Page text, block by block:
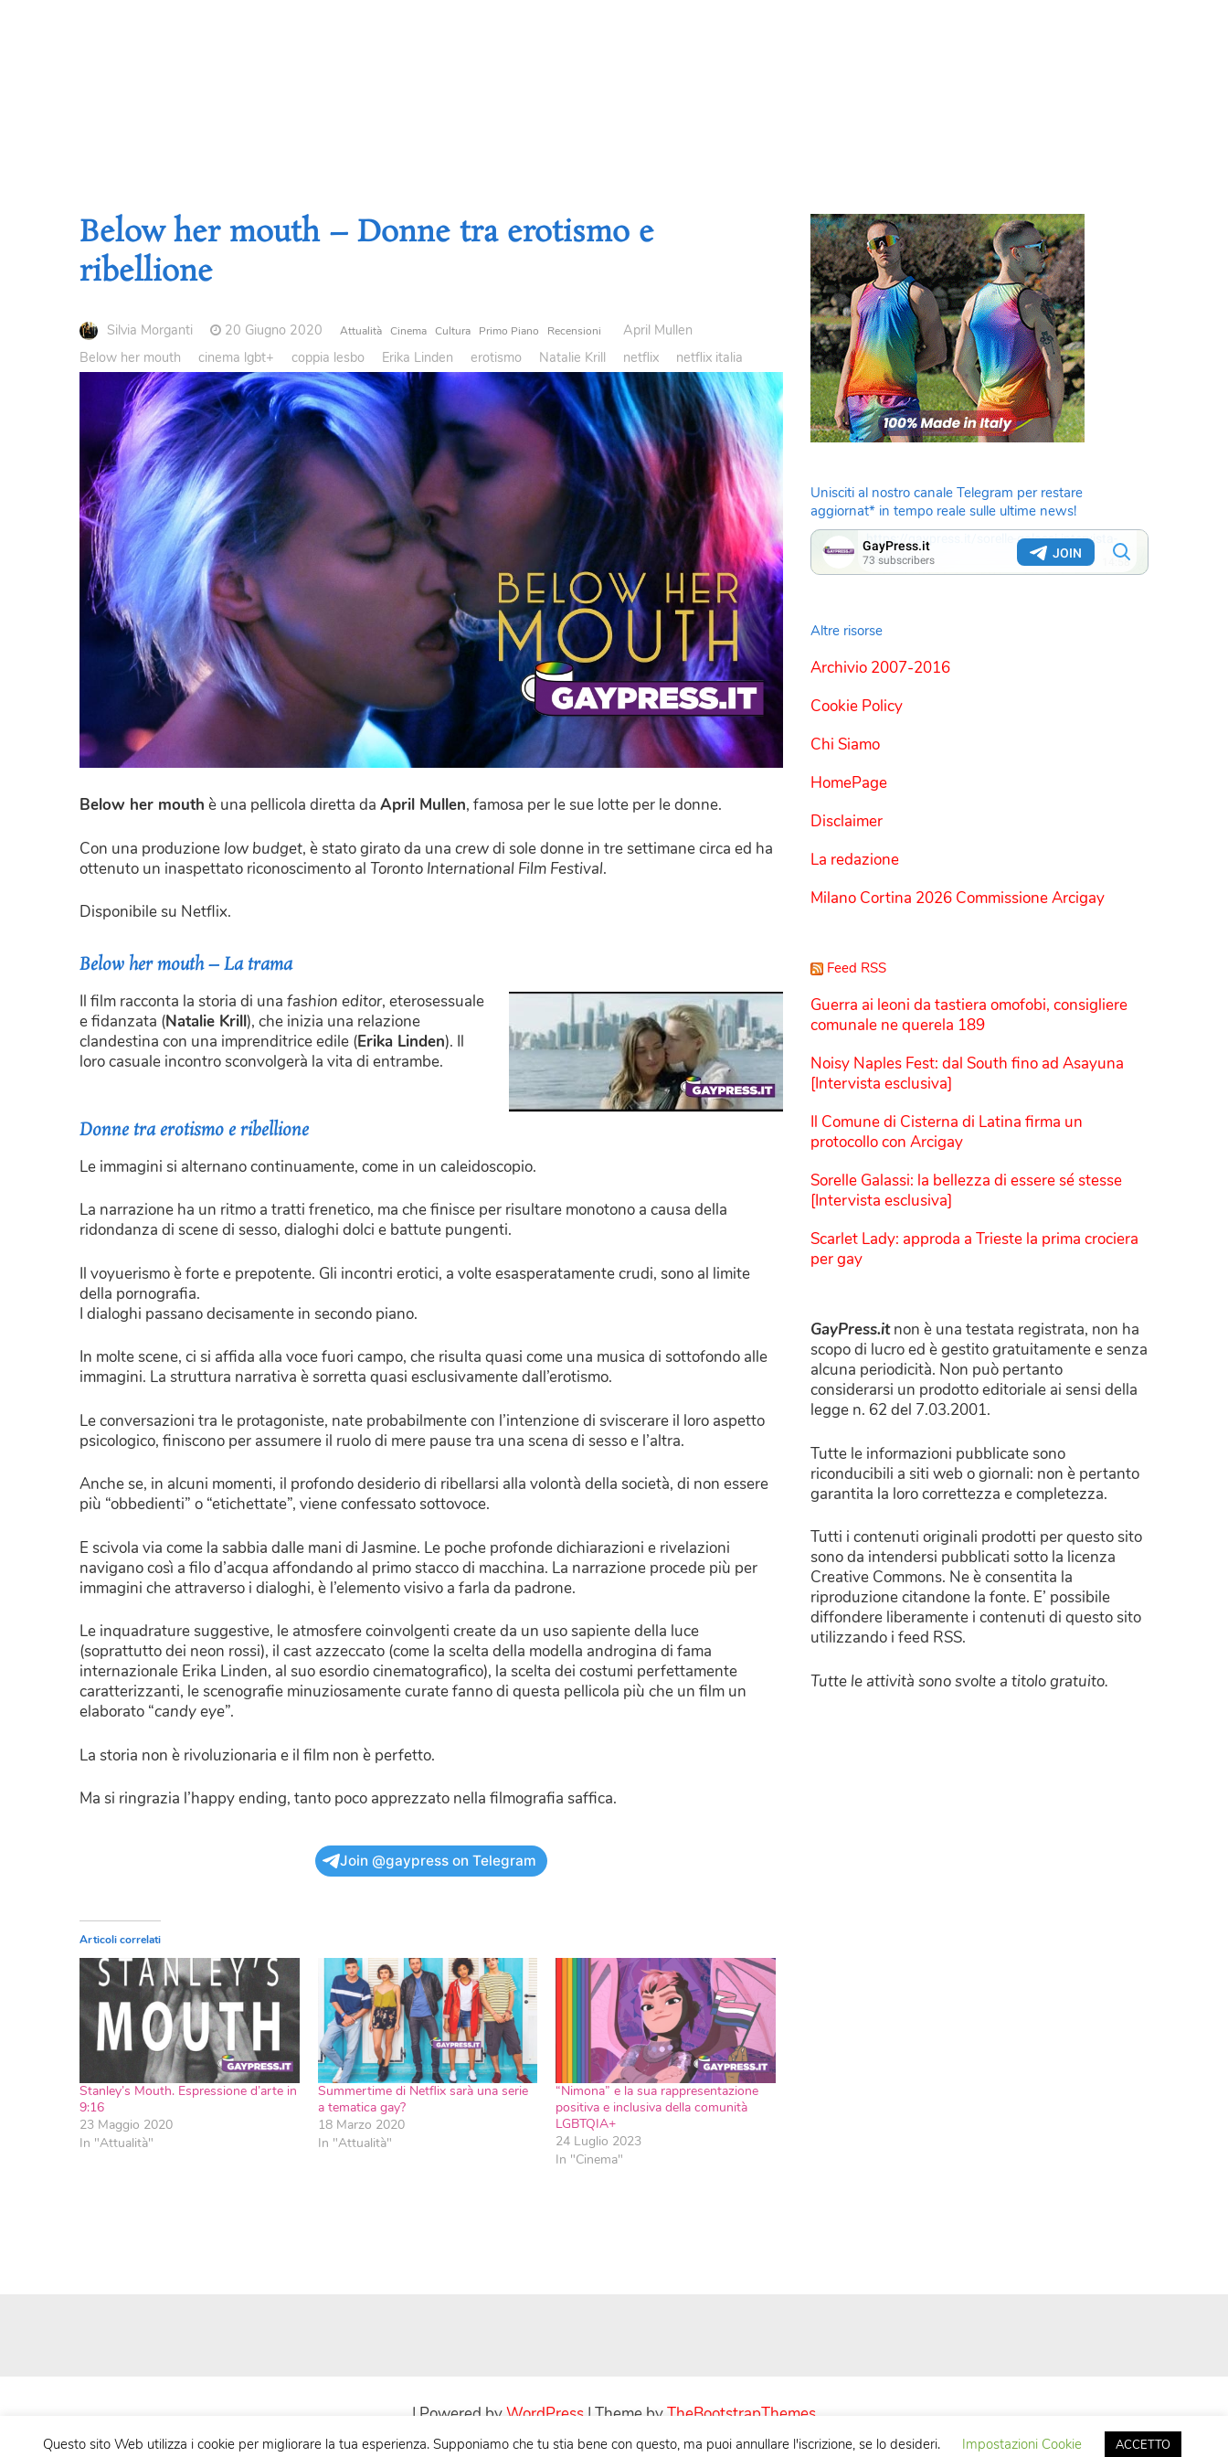
Below her mouth – Donne tra erotismo e
ribellione
Silvia Morganti 20 Giugno 2020 Attualità Cinema Cultura Primo Piano Recensioni
April Mullen
Below her mouth
cinema lgbt+ coppia lesbo Erika Linden erotismo Natalie Krill netflix netflix italia
Below her mouth è una pellicola diretta da April Mullen, famosa per le sue lotte per le donne.
Con una produzione low budget, è stato girato da una crewdi sole donne in tre settimane circa ed ha
ottenuto un inaspettato riconoscimento al Toronto International Film Festival.
Disponibile su Netflix.
Below her mouth – La trama
Il film racconta la storia di una fashion editor, eterosessuale
e fidanzata (Natalie Krill), che inizia una relazione
clandestina con una imprenditrice edile (Erika Linden). Il
loro casuale incontro sconvolgerà la vita di entrambe.
Donne tra erotismo e ribellione
Le immagini si alternano continuamente, come in un caleidoscopio.
La narrazione ha un ritmo a tratti frenetico, ma che finisce per risultare monotono a causa della
ridondanza di scene di sesso, dialoghi dolci e battute pungenti.
Il voyuerismo è forte e prepotente. Gli incontri erotici, a volte esasperatamente crudi, sono al limite
della pornografia.
I dialoghi passano decisamente in secondo piano.
In molte scene, ci si affida alla voce fuori campo, che risulta quasi come una musica di sottofondo alle
immagini. La struttura narrativa è sorretta quasi esclusivamente dall’erotismo.
Le conversazioni tra le protagoniste, nate probabilmente con l’intenzione di sviscerare il loro aspetto
psicologico, finiscono per assumere il ruolo di mere pause tra una scena di sesso e l’altra.
Anche se, in alcuni momenti, il profondo desiderio di ribellarsi alla volontà della società, di non essere
più “obbedienti” o “etichettate”, viene confessato sottovoce.
E scivola via come la sabbia dalle mani di Jasmine. Le poche profonde dichiarazioni e rivelazioni
navigano così a filo d’acqua affondando al primo stacco di macchina. La narrazione procede più per
immagini che attraverso i dialoghi, è l’elemento visivo a farla da padrone.
Le inquadrature suggestive, le atmosfere coinvolgenti create da un uso sapiente della luce
(soprattutto dei neon rossi), il cast azzeccato (come la scelta della modella androgina di fama
internazionale Erika Linden, al suo esordio cinematografico), la scelta dei costumi perfettamente
caratterizzanti, le scenografie minuziosamente curate fanno di questa pellicola più che un film un
elaborato “candy eye”.
La storia non è rivoluzionaria e il film non è perfetto.
Ma si ringrazia l’happy ending, tanto poco apprezzato nella filmografia saffica.
Join @gaypress on Telegram
Articoli correlati
Stanley’s Mouth. Espressione d’arte in
9:16
23 Maggio 2020
In "Attualità"
Summertime di Netflix sarà una serie
a tematica gay?
18 Marzo 2020
In "Attualità"
“Nimona” e la sua rappresentazione
positiva e inclusiva della comunità
LGBTQIA+
24 Luglio 2023
In "Cinema"
Unisciti al nostro canale Telegram per restare
aggiornat* in tempo reale sulle ultime news!
Altre risorse
Archivio 2007-2016
Cookie Policy
Chi Siamo
HomePage
Disclaimer
La redazione
Milano Cortina 2026 Commissione Arcigay
Feed RSS
Guerra ai leoni da tastiera omofobi, consigliere
comunale ne querela 189
Noisy Naples Fest: dal South fino ad Asayuna
[Intervista esclusiva]
Il Comune di Cisterna di Latina firma un
protocollo con Arcigay
Sorelle Galassi: la bellezza di essere sé stesse
[Intervista esclusiva]
Scarlet Lady: approda a Trieste la prima crociera
per gay
GayPress.itnon è una testata registrata, non ha
scopo di lucro ed è gestito gratuitamente e senza
alcuna periodicità. Non può pertanto
considerarsi un prodotto editoriale ai sensi della
legge n. 62 del 7.03.2001.
Tutte le informazioni pubblicate sono
riconducibili a siti web o giornali: non è pertanto
garantita la loro correttezza e completezza.
Tutti i contenuti originali prodotti per questo sito
sono da intendersi pubblicati sotto la licenza
Creative Commons. Ne è consentita la
riproduzione citandone la fonte. E’ possibile
diffondere liberamente i contenuti di questo sito
utilizzando i feed RSS.
Tutte le attività sono svolte a titolo gratuito.
| Powered byWordPress | Theme byTheBootstrapThemes
Questo sito Web utilizza i cookie per migliorare la tua esperienza. Supponiamo che tu stia bene con questo, ma puoi annullare l'iscrizione, se lo desideri. Impostazioni Cookie ACCETTO